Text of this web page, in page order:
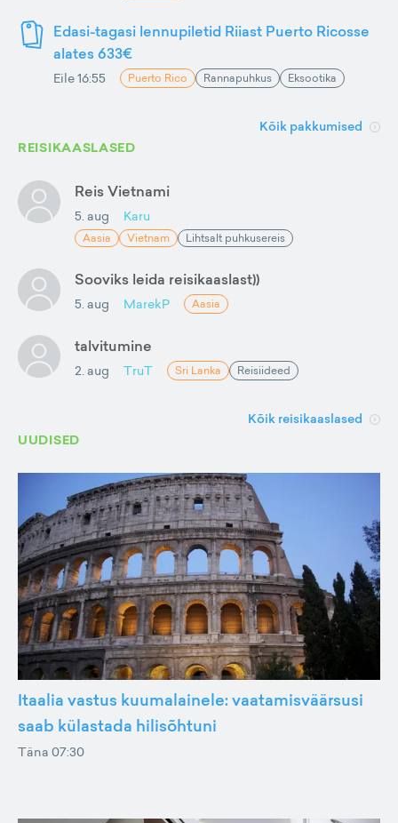
Edasi-tagasi lennupiletid Riiast Puerto Ricosse
alates 633€
Eile 16:55 Puerto Rico Rannapuhkus Eksootika
Kõik pakkumised
REISIKAASLASED
Reis Vietnami
5. aug Karu
Aasia Vietnam Lihtsalt puhkusereis
Sooviks leida reisikaaslast))
5. aug MarekP Aasia
talvitumine
2. aug TruT Sri Lanka Reisiideed
Kõik reisikaaslased
UUDISED
Itaalia vastus kuumalainele: vaatamisväärsusi
saab külastada hilisõhtuni
Täna 07:30